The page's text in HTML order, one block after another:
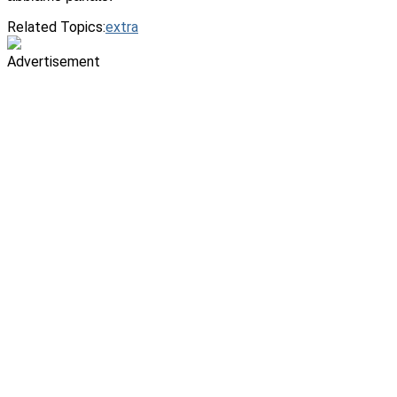
Related Topics:extra
Advertisement